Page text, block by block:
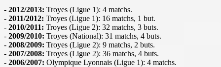
- 2012/2013: Troyes (Ligue 1): 4 matchs.
- 2011/2012: Troyes (Ligue 1): 16 matchs, 1 but.
- 2010/2011: Troyes (Ligue 2): 32 matchs, 3 buts.
- 2009/2010: Troyes (National): 31 matchs, 4 buts.
- 2008/2009: Troyes (Ligue 2): 9 matchs, 2 buts.
- 2007/2008: Troyes (Ligue 2): 36 matchs, 4 buts.
- 2006/2007: Olympique Lyonnais (Ligue 1): 4 matchs.